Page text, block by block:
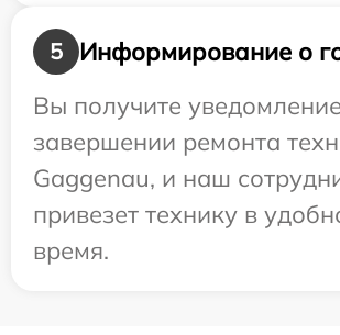
5
Информирование о
Вы получите
завершении ремонта
Gaggenau, и наш
привезет технику в
время.